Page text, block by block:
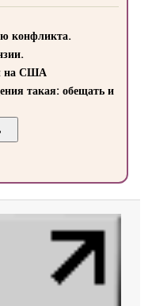
конфликта.
на США
такая: обещать и